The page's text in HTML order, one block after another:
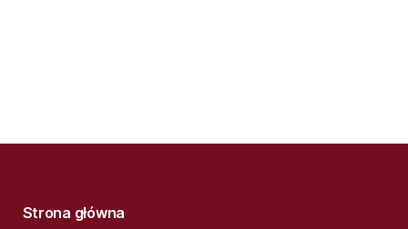
Strona główna